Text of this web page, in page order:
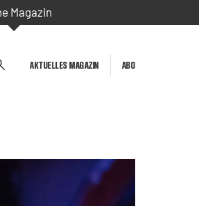
Magazin
AKTUELLES MAGAZIN ABO